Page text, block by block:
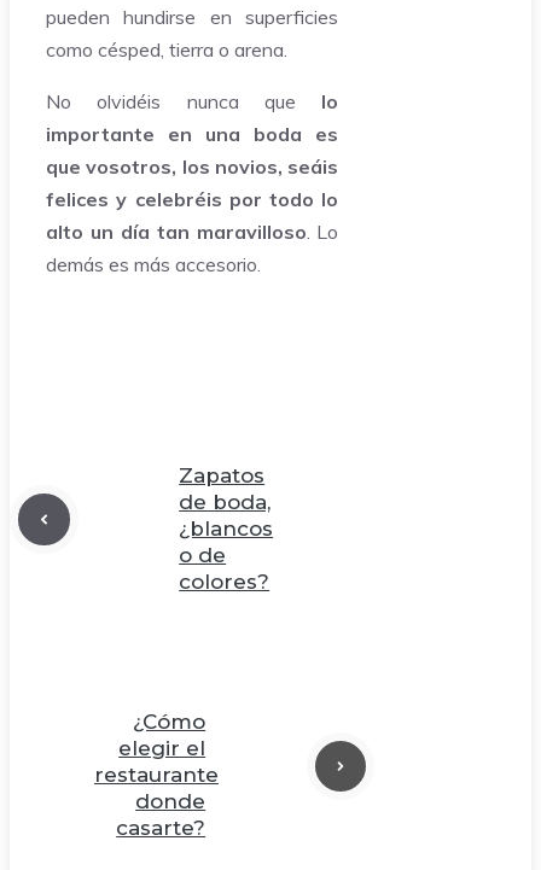
pueden hundirse en superficies
como césped, tierra o arena.
No olvidéis nunca que lo
importante en una boda es
que vosotros, los novios, seáis
felices y celebréis por todo lo
alto un día tan maravilloso . Lo
demás es más accesorio.
Zapatos
de boda,
¿blancos
o de
colores?
¿Cómo
elegir el
restaurante
donde
casarte?